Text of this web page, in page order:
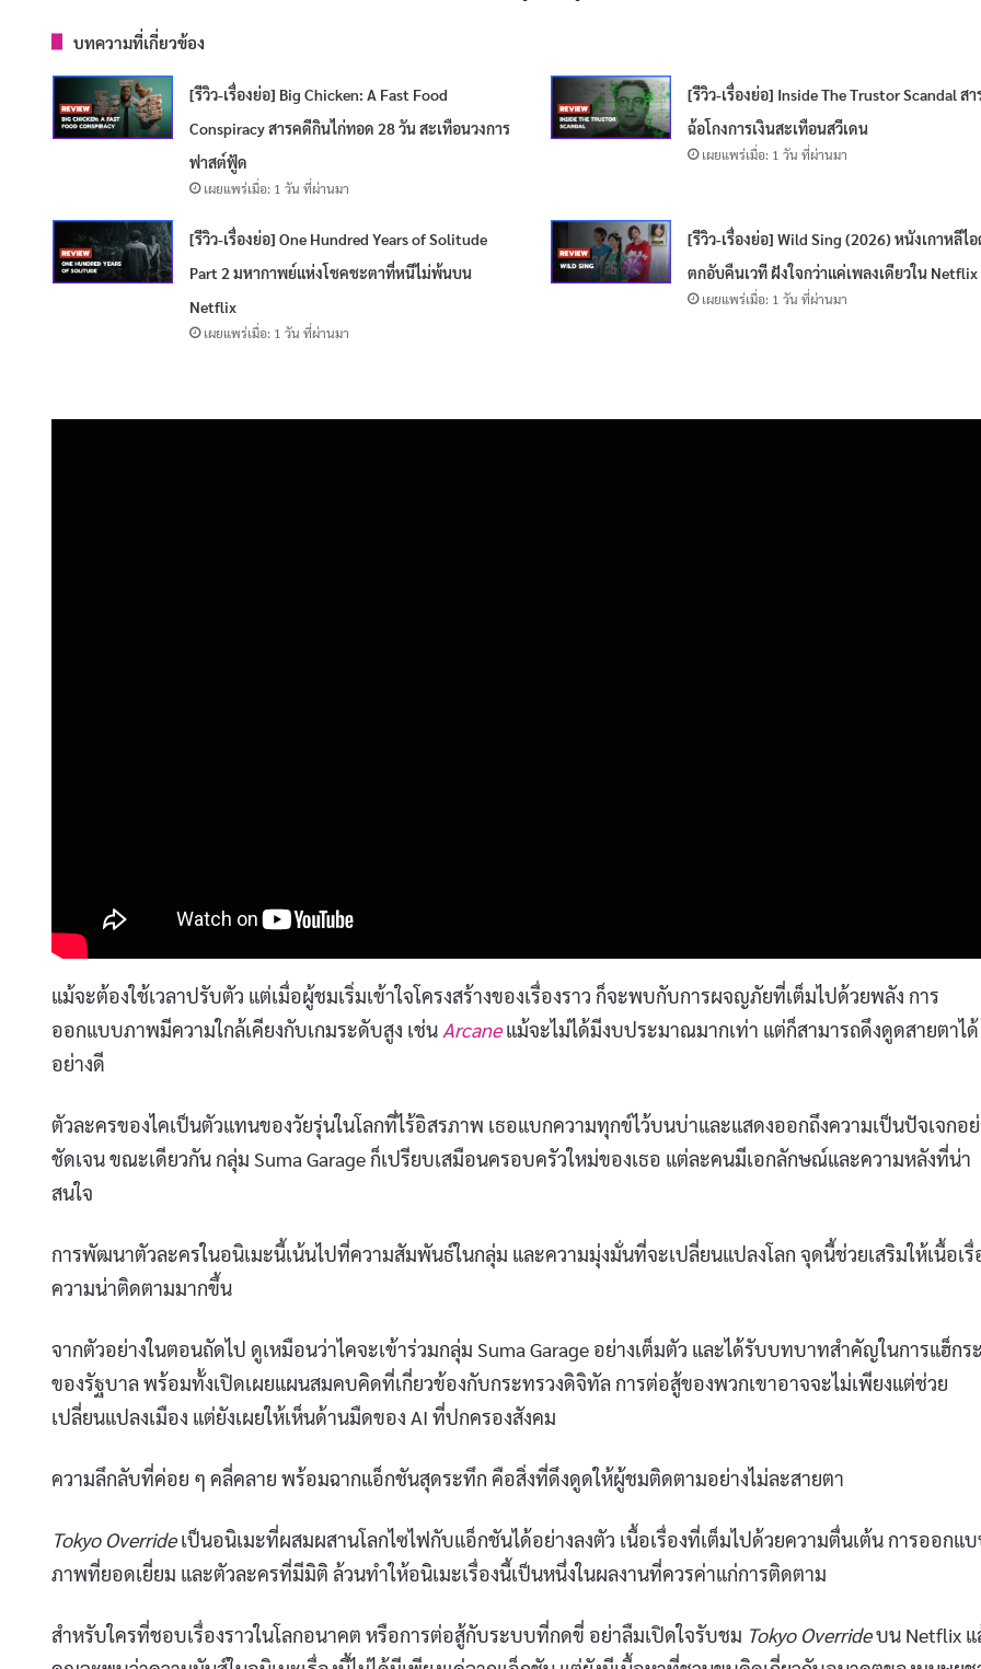
บทความที่เกี่ยวข้อง
[รีวิว-เรื่องย่อ] Big Chicken: A Fast Food
Conspiracy สารคดีกินไก่ทอด 28 วัน สะเทือนวงการ
ฟาสต์ฟู้ด
เผยแพร่เมื่อ: 1 วัน ที่ผ่านมา
[รีวิว-เรื่องย่อ] Inside The Trustor Scandal ส
ฉ้อโกงการเงินสะเทือนสวีเดน
เผยแพร่เมื่อ: 1 วัน ที่ผ่านมา
[รีวิว-เรื่องย่อ] One Hundred Years of Solitude
Part 2 มหากาพย์แห่งโชคชะตาที่หนีไม่พ้นบน
Netflix
เผยแพร่เมื่อ: 1 วัน ที่ผ่านมา
[รีวิว-เรื่องย่อ] Wild Sing (2026) หนังเกาหลีไ
ตกอับคืนเวที ฝังใจกว่าแค่เพลงเดียวใน Netflix
เผยแพร่เมื่อ: 1 วัน ที่ผ่านมา
แม้จะต้องใช้เวลาปรับตัว แต่เมื่อผู้ชมเริ่มเข้าใจโครงสร้างของเรื่องราว ก็จะพบกับการผจญภัยที่เต็มไปด้วยพลัง การ
ออกแบบภาพมีความใกล้เคียงกับเกมระดับสูง เช่น Arcaneแม้จะไม่ได้มีงบประมาณมากเท่า แต่ก็สามารถดึงดูดสายตาได้
อย่างดี
ตัวละครของไคเป็นตัวแทนของวัยรุ่นในโลกที่ไร้อิสรภาพ เธอแบกความทุกข์ไว้บนบ่าและแสดงออกถึงความเป็นปัจเจกอ
ชัดเจน ขณะเดียวกัน กลุ่ม Suma Garage ก็เปรียบเสมือนครอบครัวใหม่ของเธอ แต่ละคนมีเอกลักษณ์และความหลังที่น่า
สนใจ
การพัฒนาตัวละครในอนิเมะนี้เน้นไปที่ความสัมพันธ์ในกลุ่ม และความมุ่งมั่นที่จะเปลี่ยนแปลงโลก จุดนี้ช่วยเสริมให้เนื้อเรื่
ความน่าติดตามมากขึ้น
จากตัวอย่างในตอนถัดไป ดูเหมือนว่าไคจะเข้าร่วมกลุ่ม Suma Garage อย่างเต็มตัว และได้รับบทบาทสำคัญในการแฮ็ก
ของรัฐบาล พร้อมทั้งเปิดเผยแผนสมคบคิดที่เกี่ยวข้องกับกระทรวงดิจิทัล การต่อสู้ของพวกเขาอาจจะไม่เพียงแต่ช่วย
เปลี่ยนแปลงเมือง แต่ยังเผยให้เห็นด้านมืดของ AI ที่ปกครองสังคม
ความลึกลับที่ค่อย ๆ คลี่คลาย พร้อมฉากแอ็กชันสุดระทึก คือสิ่งที่ดึงดูดให้ผู้ชมติดตามอย่างไม่ละสายตา
Tokyo Overrideเป็นอนิเมะที่ผสมผสานโลกไซไฟกับแอ็กชันได้อย่างลงตัว เนื้อเรื่องที่เต็มไปด้วยความตื่นเต้น การออกแ
ภาพที่ยอดเยี่ยม และตัวละครที่มีมิติ ล้วนทำให้อนิเมะเรื่องนี้เป็นหนึ่งในผลงานที่ควรค่าแก่การติดตาม
สำหรับใครที่ชอบเรื่องราวในโลกอนาคต หรือการต่อสู้กับระบบที่กดขี่ อย่าลืมเปิดใจรับชม Tokyo Overrideบน Netflix แ